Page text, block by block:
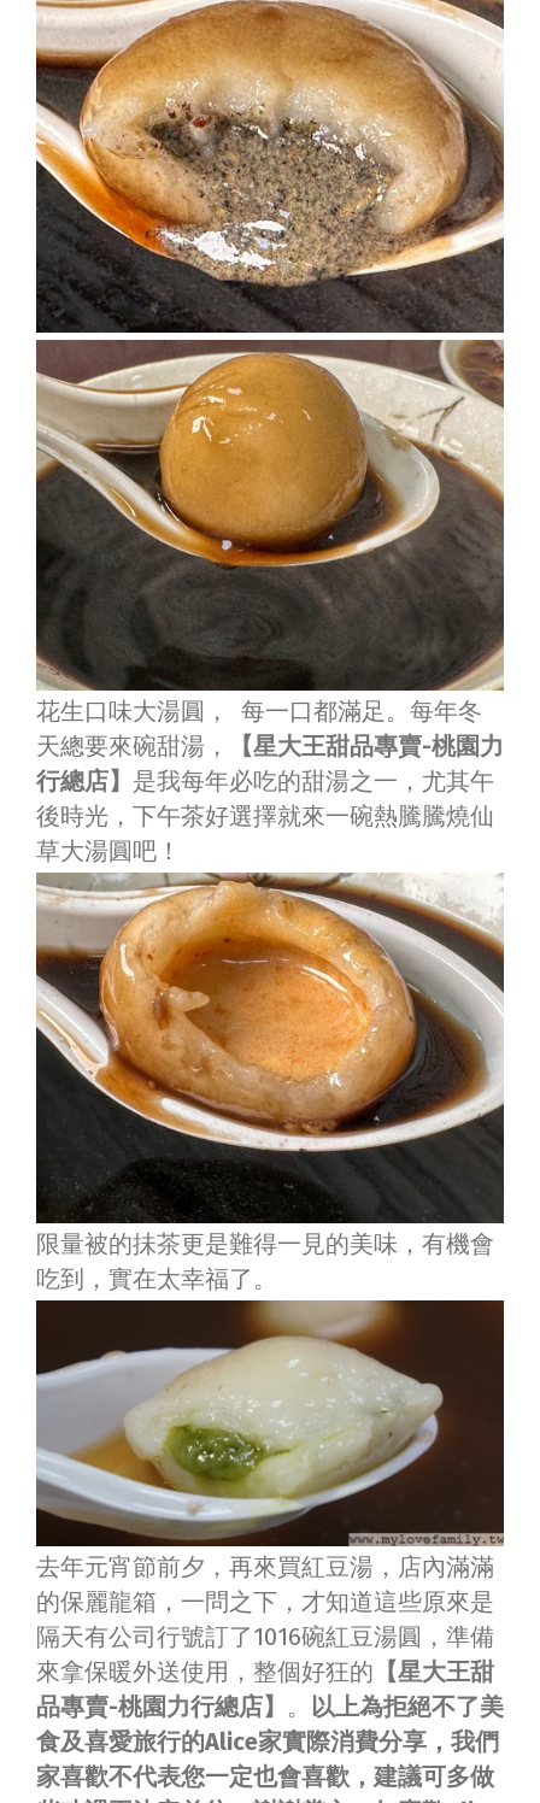
花生口味大湯圓， 每一口都滿足。每年冬
天總要來碗甜湯，
【星大王甜品專賣-桃園力
行總店】 是我每年必吃的甜湯之一，尤其午
後時光，下午茶好選擇就來一碗熱騰騰燒仙
草大湯圓吧！
限量被的抺茶更是難得一見的美味，有機會
吃到，實在太幸福了。
去年元宵節前夕，再來買紅豆湯，店內滿滿
的保麗龍箱，一問之下，才知道這些原來是
隔天有公司行號訂了1016碗紅豆湯圓，準備
來拿保暖外送使用，整個好狂的 【星大王甜
品專賣-桃園力行總店】 。 以上為拒絕不了美
食及喜愛旅行的Alice家實際消費分享，我們
家喜歡不代表您一定也會喜歡，建議可多做